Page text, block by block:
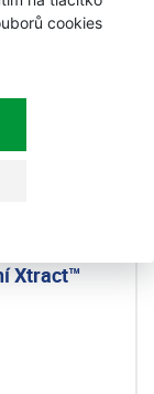
cookies
Xtract™
Xtract™